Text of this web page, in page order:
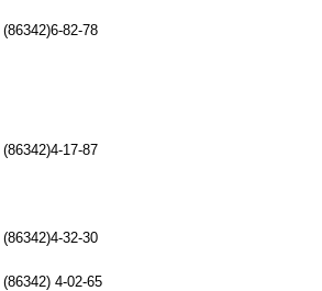
(86342)6-82-78
(86342)4-17-87
(86342)4-32-30
(86342) 4-02-65